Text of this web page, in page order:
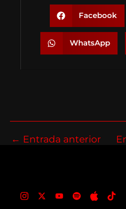
Facebook
WhatsApp
← Entrada anterior